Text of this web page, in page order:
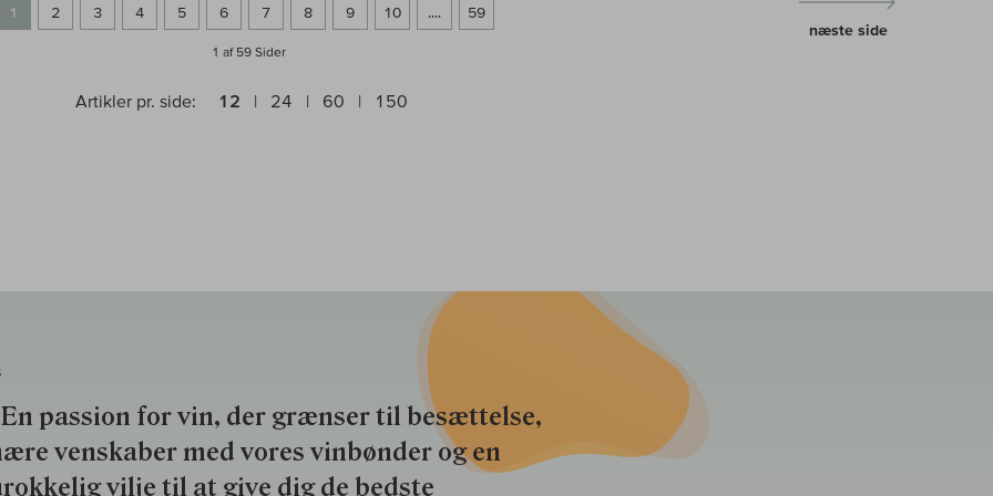
1 2 3 4 5 6 7 8 9 10 ....
59
næste side
1 af 59 Sider
Artikler pr. side: 12 24 60 150
passion for vin, der grænser til besættelse,
venskaber med vores vinbønder og en
vilje til at give dig de bedste